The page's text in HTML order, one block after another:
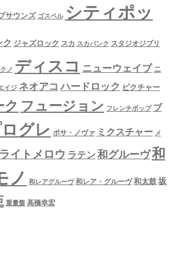
サウンズ ゴスペル シティポッ
ク ジャズロック スカ スカパンク スタジオジブリ
ノ ディスコ ニューウェイブ ニ
イジ ネオアコ ハードロック ピクチャー
ク フュージョン フレンチポップ ブ
グレ ボサ・ノヴァ ミクスチャー メ
ライトメロウ ラテン 和グルーヴ和
ノ 和レアグルーヴ 和レア・グルーヴ 和太鼓坂
重量盤 高橋幸宏